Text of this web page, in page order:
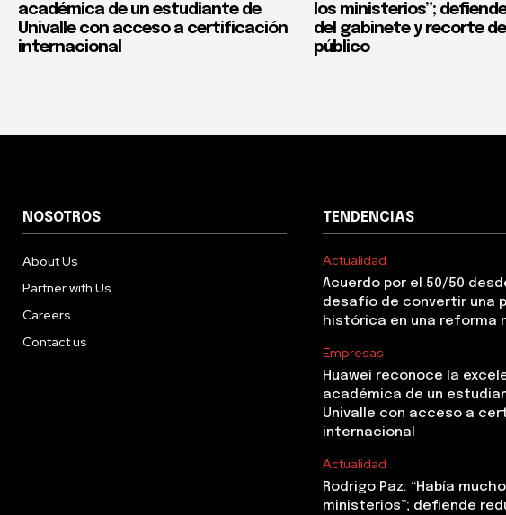
académica de un estudiante de
Univalle con acceso a certificación
internacional
los ministerios”;
del gabinete y recorte
público
NOSOTROS
About Us
Partner with Us
Careers
Contact us
TENDENCIAS
Actualidad
Acuerdo por el 50/50
desafío de convertir una
histórica en una reforma
Empresas
Huawei reconoce la
académica de un
Univalle con acceso a
internacional
Actualidad
Rodrigo Paz: “Había
ministerios”; defiende